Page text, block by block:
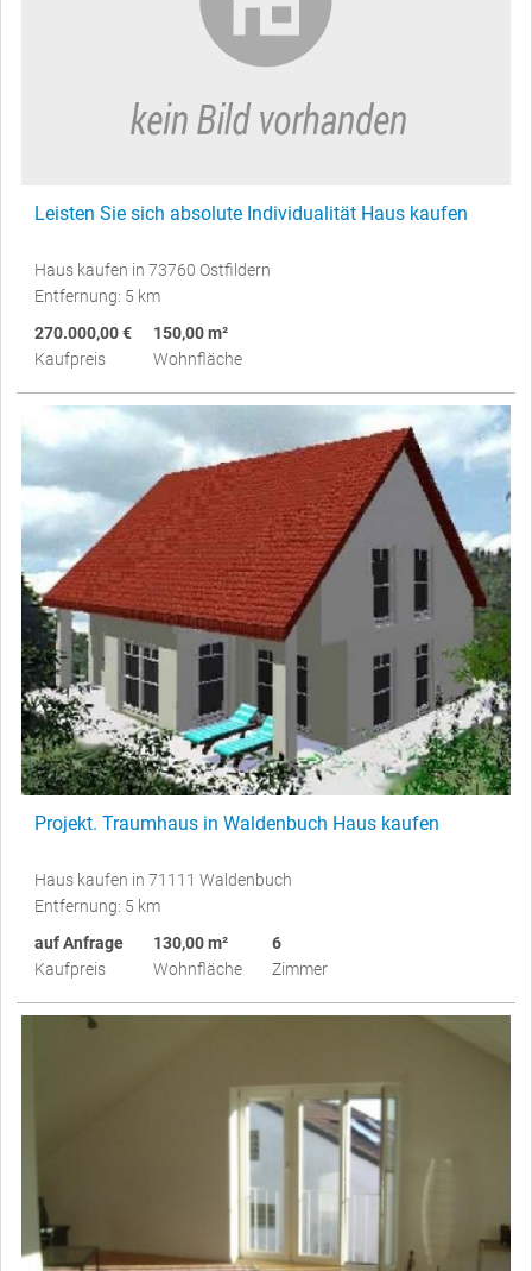
Leisten Sie sich absolute Individualität Haus kaufen
Haus kaufen in 73760 Ostfildern
Entfernung: 5 km
270.000,00 €
Kaufpreis
150,00 m²
Wohnfläche
Projekt. Traumhaus in Waldenbuch Haus kaufen
Haus kaufen in 71111 Waldenbuch
Entfernung: 5 km
auf Anfrage
Kaufpreis
130,00 m²
Wohnfläche
6
Zimmer